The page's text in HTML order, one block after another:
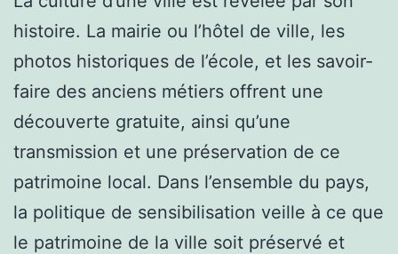
histoire. La mairie ou l’hôtel de ville, les
photos historiques de l’école, et les savoir-
faire des anciens métiers offrent une
découverte gratuite, ainsi qu’une
transmission et une préservation de ce
patrimoine local. Dans l’ensemble du pays,
la politique de sensibilisation veille à ce que
le patrimoine de la ville soit préservé et